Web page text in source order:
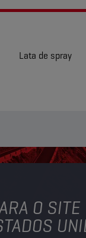
O SITE
Lata de spray